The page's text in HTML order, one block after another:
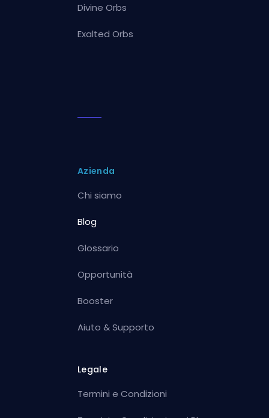
Divine Orbs
Exalted Orbs
Azienda
Chi siamo
Blog
Glossario
Opportunità
Booster
Aiuto & Supporto
Legale
Termini e Condizioni